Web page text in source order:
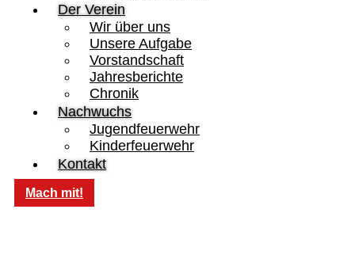
Der Verein
Wir über uns
Unsere Aufgabe
Vorstandschaft
Jahresberichte
Chronik
Nachwuchs
Jugendfeuerwehr
Kinderfeuerwehr
Kontakt
Mach mit!